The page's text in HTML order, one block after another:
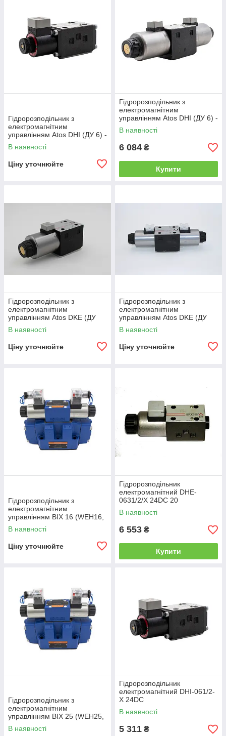
Гідророзподільник з
електромагнітним
управлінням Atos DHI (ДУ 6) -
Одномагнитный
В наявності
Ціну уточнюйте
Гідророзподільник з
електромагнітним
управлінням Atos DHI (ДУ 6) -
Двухмагнитный
В наявності
6 084 ₴
Купити
Гідророзподільник з
електромагнітним
управлінням Atos DKE (ДУ
10) - Одномагнитный
В наявності
Ціну уточнюйте
Гідророзподільник з
електромагнітним
управлінням Atos DKE (ДУ
10) - Двухмагнитный
В наявності
Ціну уточнюйте
Гідророзподільник з
електромагнітним
управлінням ВІХ 16 (WEН16,
РЕН16) Двухмагнитный
В наявності
Ціну уточнюйте
Гідророзподільник
електромагнітний DHE-
0631/2/X 24DC 20
В наявності
6 553 ₴
Купити
Гідророзподільник з
електромагнітним
управлінням ВІХ 25 (WEН25,
РЕН25) Двухмагнитный
В наявності
Гідророзподільник
електромагнітний DHI-061/2-
X 24DC
В наявності
5 311 ₴